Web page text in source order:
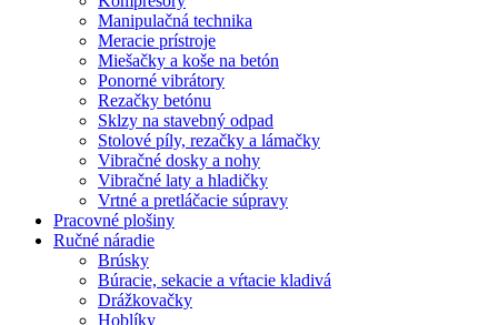
Manipulačná technika
Meracie prístroje
Miešačky a koše na betón
Ponorné vibrátory
Rezačky betónu
Sklzy na stavebný odpad
Stolové píly, rezačky a lámačky
Vibračné dosky a nohy
Vibračné laty a hladičky
Vrtné a pretláčacie súpravy
Pracovné plošiny
Ručné náradie
Brúsky
Búracie, sekacie a vŕtacie kladivá
Drážkovačky
Hoblíky